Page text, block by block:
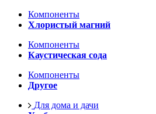
Компоненты
Хлористый магний
Компоненты
Каустическая сода
Компоненты
Другое
Для дома и дачи